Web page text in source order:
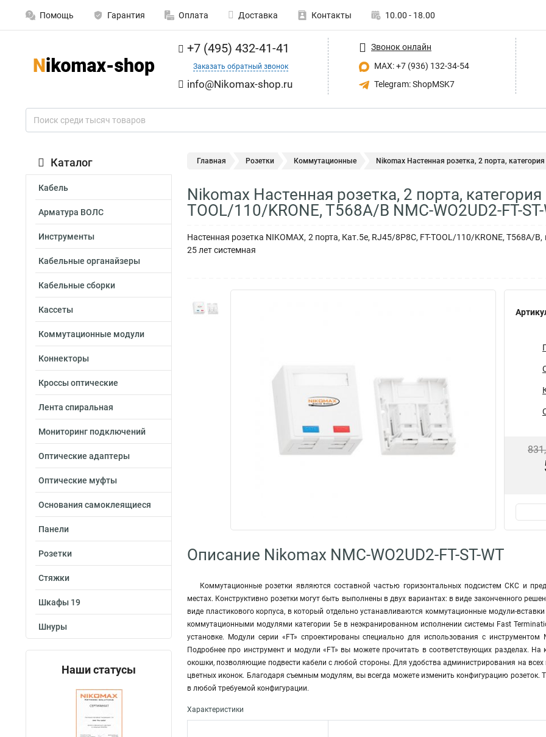
Помощь Гарантия Оплата Доставка Контакты 10.00 - 18.00
+7 (495) 432-41-41
Заказать обратный звонок
info@Nikomax-shop.ru
Звонок онлайн
MAX: +7 (936) 132-34-54
Telegram: ShopMSK7
Каталог
Кабель
Арматура ВОЛС
Инструменты
Кабельные органайзеры
Кабельные сборки
Кассеты
Коммутационные модули
Коннекторы
Кроссы оптические
Лента спиральная
Мониторинг подключений
Оптические адаптеры
Оптические муфты
Основания самоклеящиеся
Панели
Розетки
Стяжки
Шкафы 19
Шнуры
Наши статусы
Главная Розетки Коммутационные Nikomax Настенная розетка, 2 порта, категория
Nikomax Настенная розетка, 2 порта, категория
TOOL/110/KRONE, T568A/B NMC-WO2UD2-FT-
Настенная розетка NIKOMAX, 2 порта, Кат.5e, RJ45/8P8C, FT-TOOL/110/KRONE,
25 лет системная
Описание Nikomax NMC-WO2UD2-FT-ST-WT
Коммутационные розетки являются составной частью горизонтальных подсистем СКС и
местах. Конструктивно розетки могут быть выполнены в двух вариантах: в виде законченного
виде пластикового корпуса, в который отдельно устанавливаются коммутационные модули-
коммутационными модулями категории 5е в неэкранированном исполнении системы Fast
установке. Модули серии «FT» спроектированы специально для использования с
Подробнее про инструмент и модули «FT» вы можете прочитать в соответствующих разделах.
окошки, позволяющие подвести кабели с любой стороны. Для удобства администрирования на
цветных иконок. Благодаря съемным модулям, вы всегда можете изменить конфигурацию
в любой требуемой конфигурации.
Характеристики